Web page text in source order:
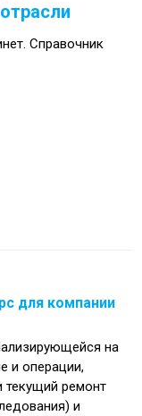
Справочник
для компании
на
и операции,
текущий ремонт
и